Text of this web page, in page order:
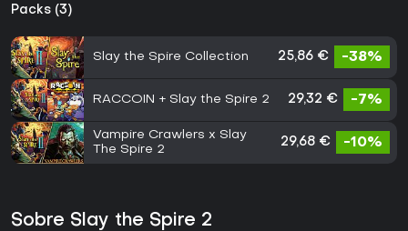
Packs (3)
Slay the Spire Collection 25,86 € -38%
RACCOIN + Slay the Spire 2 29,32 € -7%
Vampire Crawlers x Slay
The Spire 2
29,68 € -10%
Sobre Slay the Spire 2